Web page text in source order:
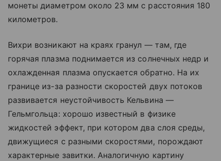
монеты диаметром около 23 мм с расстояния 180
километров.
Вихри возникают на краях гранул — там, где
горячая плазма поднимается из солнечных недр и
охлажденная плазма опускается обратно. На их
границе из-за разности скоростей двух потоков
развивается неустойчивость Кельвина —
Гельмгольца: хорошо известный в физике
жидкостей эффект, при котором два слоя среды,
движущиеся с разными скоростями, порождают
характерные завитки. Аналогичную картину